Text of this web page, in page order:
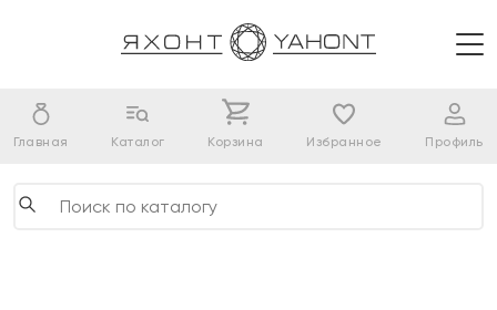
Главная Каталог Корзина Избранное Профиль